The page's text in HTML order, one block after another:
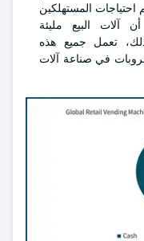
احتياجات المستهلكين
آلات البيع مليئة
تعمل جميع هذه
في صناعة آلات